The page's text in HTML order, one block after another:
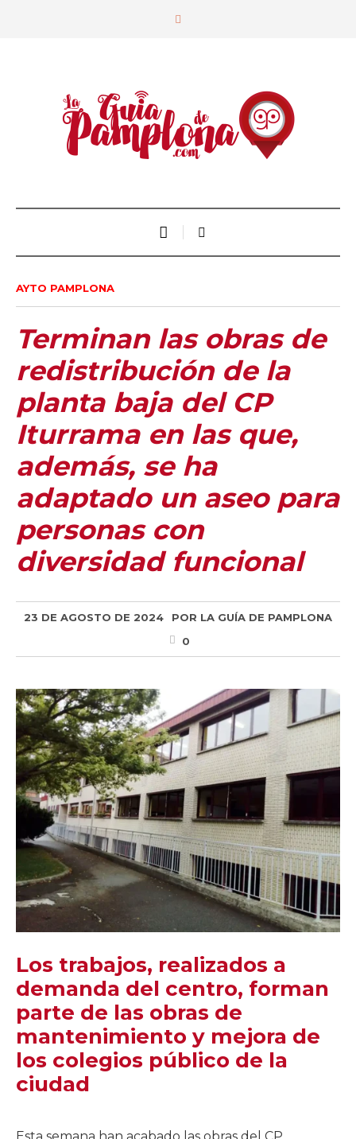
AYTO PAMPLONA
Terminan las obras de
redistribución de la
planta baja del CP
Iturrama en las que,
además, se ha
adaptado un aseo para
personas con
diversidad funcional
23 DE AGOSTO DE 2024 POR LA GUÍA DE PAMPLONA
0
Los trabajos, realizados a
demanda del centro, forman
parte de las obras de
mantenimiento y mejora de
los colegios público de la
ciudad
Esta semana han acabado las obras del CP